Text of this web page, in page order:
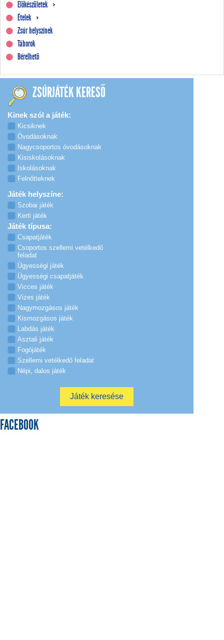
Előkészületek
Ételek
Zsúr helyszínek
Táborok
Bérelhető
ZSÚRJÁTÉK KERESŐ
Kinek szól a játék:
Kicsiknek
Óvodásoknak
Nagycsoportos óvodásoknak
Kisiskolásoknak
Iskolásoknak
Felnőtteknek
Játék helyszíne:
Szobai játék
Kerti játék
Játék típusa:
Csapatjáték
Csoportos szellemi vetélkedő
feladat
Ügyességi játék
Ügyességi csapatjáték
Vicces játék
Vizes játék
Nagymozgásos játék
Kismozgásos játék
Labdás játék
Asztali játék
Fogójáték
Szellemi vetélkedő feladat
Népi, dalos játék
FACEBOOK